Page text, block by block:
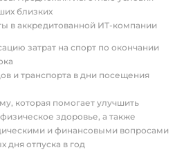
близких
в аккредитованной ИТ-компании
затрат на спорт по окончании
и транспорта в дни посещения
которая помогает улучшить
здоровье, а также
и финансовыми вопросами
дня отпуска в год